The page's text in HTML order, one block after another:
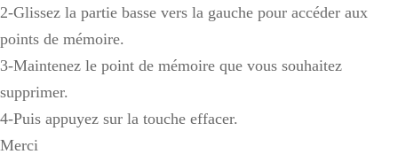
2-Glissez la partie basse vers la gauche pour accéder aux
points de mémoire.
3-Maintenez le point de mémoire que vous souhaitez
supprimer.
4-Puis appuyez sur la touche effacer.
Merci